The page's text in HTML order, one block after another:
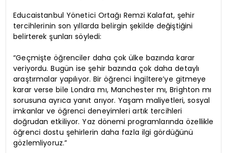
Educaistanbul Yönetici Ortağı Remzi Kalafat, şehir
tercihlerinin son yıllarda belirgin şekilde değiştiğini
belirterek şunları söyledi:
“Geçmişte öğrenciler daha çok ülke bazında karar
veriyordu. Bugün ise şehir bazında çok daha detaylı
araştırmalar yapılıyor. Bir öğrenci İngiltere’ye gitmeye
karar verse bile Londra mı, Manchester mı, Brighton mı
sorusuna ayrıca yanıt arıyor. Yaşam maliyetleri, sosyal
imkanlar ve öğrenci deneyimleri artık tercihleri
doğrudan etkiliyor. Yaz dönemi programlarında özellikle
öğrenci dostu şehirlerin daha fazla ilgi gördüğünü
gözlemliyoruz.”